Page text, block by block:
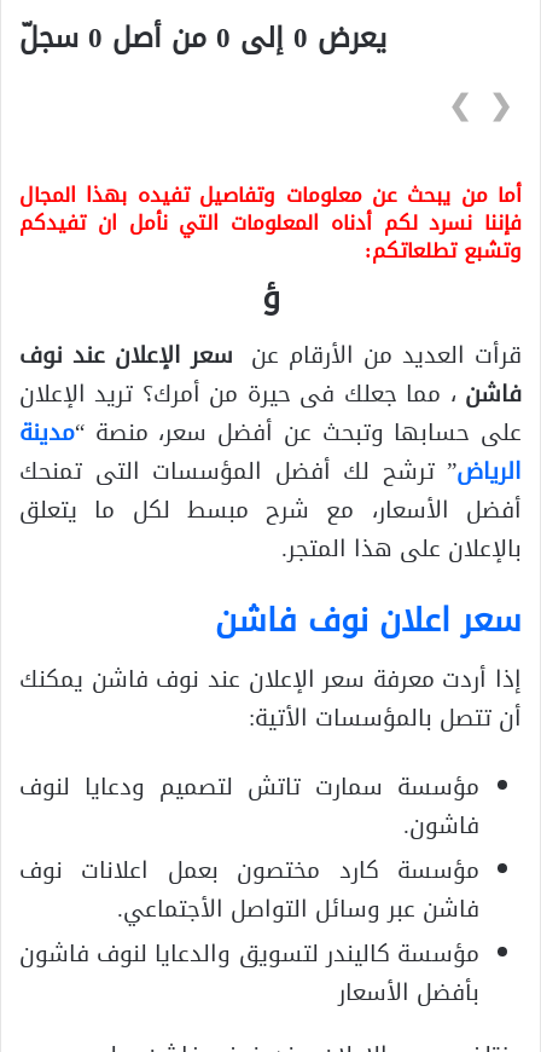
يعرض 0 إلى 0 من أصل 0 سجلّ
❮
❯
أما من يبحث عن معلومات وتفاصيل تفيده بهذا المجال
فإننا نسرد لكم أدناه المعلومات التي نأمل ان تفيدكم
وتشبع تطلعاتكم:
ؤ
قرأت العديد من الأرقام عن سعر الإعلان عند نوف
فاشن ، مما جعلك فى حيرة من أمرك؟ تريد الإعلان
على حسابها وتبحث عن أفضل سعر، منصة “مدينة
الرياض” ترشح لك أفضل المؤسسات التى تمنحك
أفضل الأسعار، مع شرح مبسط لكل ما يتعلق
بالإعلان على هذا المتجر.
سعر اعلان نوف فاشن
إذا أردت معرفة سعر الإعلان عند نوف فاشن يمكنك
أن تتصل بالمؤسسات الأتية:
مؤسسة سمارت تاتش لتصميم ودعايا لنوف
فاشون.
مؤسسة كارد مختصون بعمل اعلانات نوف
فاشن عبر وسائل التواصل الأجتماعي.
مؤسسة كاليندر لتسويق والدعايا لنوف فاشون
بأفضل الأسعار